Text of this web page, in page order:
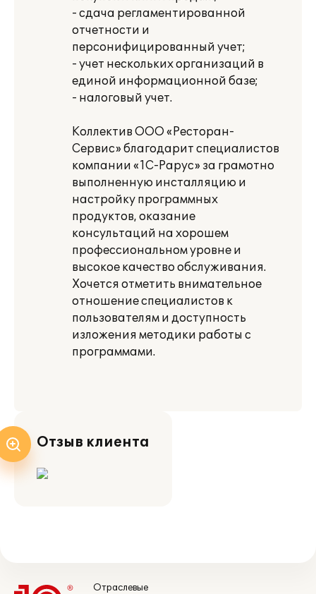
- сдача регламентированной
отчетности и
персонифицированный учет;
- учет нескольких организаций в
единой информационной базе;
- налоговый учет.
Коллектив ООО «Ресторан-
Сервис» благодарит специалистов
компании «1С-Рарус» за грамотно
выполненную инсталляцию и
настройку программных
продуктов, оказание
консультаций на хорошем
профессиональном уровне и
высокое качество обслуживания.
Хочется отметить внимательное
отношение специалистов к
пользователям и доступность
изложения методики работы с
программами.
Отзыв клиента
Отраслевые